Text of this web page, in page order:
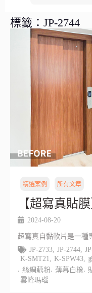
標籤：JP-2744
精選案例 所有文章
【超寫真貼
2024-08-20
超寫真自黏軟片是一種
JP-2733, JP-2744,
K-SMT21, K-SPW43,
, 絲綢藕粉, 薄暮白橡,
雲峰瑪瑙